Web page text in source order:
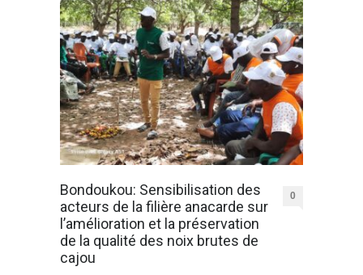
Bondoukou: Sensibilisation des
acteurs de la filière anacarde sur
l’amélioration et la préservation
de la qualité des noix brutes de
cajou
0